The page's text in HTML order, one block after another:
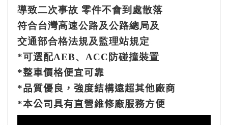
導致二次事故 零件不會到處散落
符合台灣高速公路及公路總局及
交通部合格法規及監理站規定
*可選配AEB、ACC防碰撞裝置
*整車價格便宜可靠
*品質優良，強度結構遠超其他廠商
*本公司具有直營維修廠服務方便